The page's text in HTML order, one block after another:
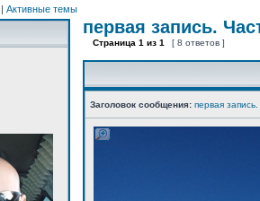
| Активные темы
первая запись.
Страница 1 из 1 [ 8 ответов ]
Заголовок сообщения: первая